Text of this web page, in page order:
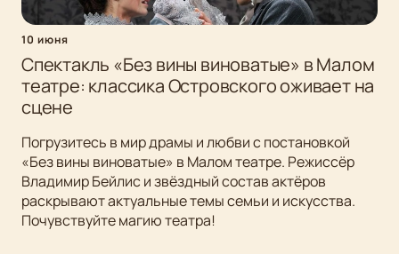
10 июня
Спектакль «Без вины виноватые» в Малом
театре: классика Островского оживает на
сцене
Погрузитесь в мир драмы и любви с постановкой
«Без вины виноватые» в Малом театре. Режиссёр
Владимир Бейлис и звёздный состав актёров
раскрывают актуальные темы семьи и искусства.
Почувствуйте магию театра!